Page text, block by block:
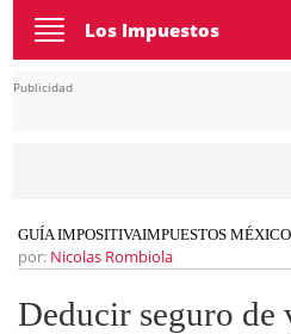
Toggle
navigation
Los Impuestos
Publicidad
GUÍA IMPOSITIVAIMPUESTOS MÉXICO
por: Nicolas Rombiola
Deducir seguro de